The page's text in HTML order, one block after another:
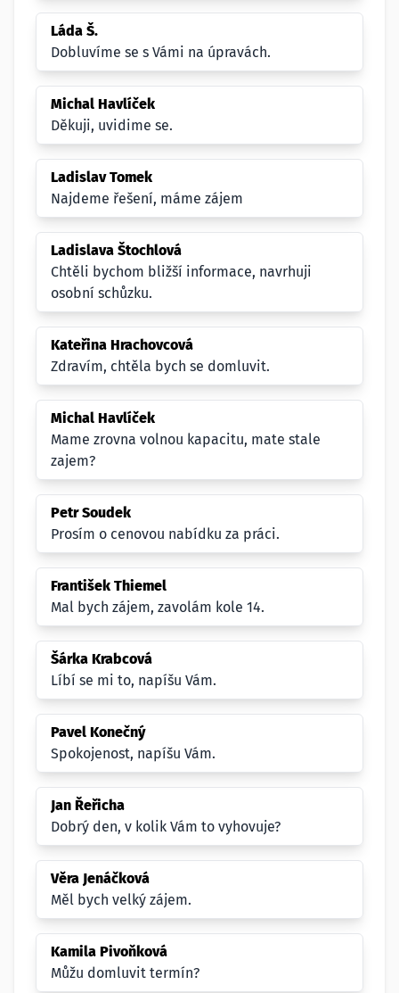
Láda Š.
Dobluvíme se s Vámi na úpravách.
Michal Havlíček
Děkuji, uvidime se.
Ladislav Tomek
Najdeme řešení, máme zájem
Ladislava Štochlová
Chtěli bychom bližší informace, navrhuji
osobní schůzku.
Kateřina Hrachovcová
Zdravím, chtěla bych se domluvit.
Michal Havlíček
Mame zrovna volnou kapacitu, mate stale
zajem?
Petr Soudek
Prosím o cenovou nabídku za práci.
František Thiemel
Mal bych zájem, zavolám kole 14.
Šárka Krabcová
Líbí se mi to, napíšu Vám.
Pavel Konečný
Spokojenost, napíšu Vám.
Jan Řeřicha
Dobrý den, v kolik Vám to vyhovuje?
Věra Jenáčková
Měl bych velký zájem.
Kamila Pivoňková
Můžu domluvit termín?